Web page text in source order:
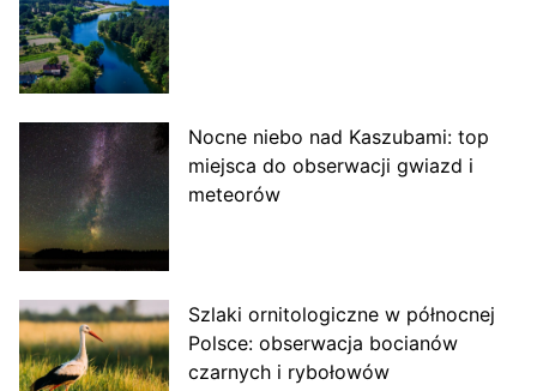
Nocne niebo nad Kaszubami: top
miejsca do obserwacji gwiazd i
meteorów
Szlaki ornitologiczne w północnej
Polsce: obserwacja bocianów
czarnych i rybołowów